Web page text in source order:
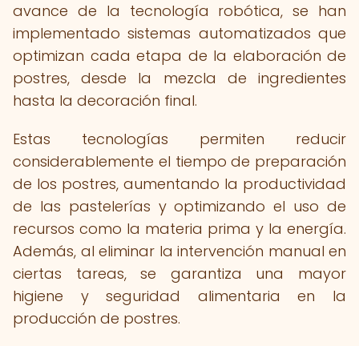
avance de la tecnología robótica, se han
implementado sistemas automatizados que
optimizan cada etapa de la elaboración de
postres, desde la mezcla de ingredientes
hasta la decoración final.
Estas tecnologías permiten reducir
considerablemente el tiempo de preparación
de los postres, aumentando la productividad
de las pastelerías y optimizando el uso de
recursos como la materia prima y la energía.
Además, al eliminar la intervención manual en
ciertas tareas, se garantiza una mayor
higiene y seguridad alimentaria en la
producción de postres.